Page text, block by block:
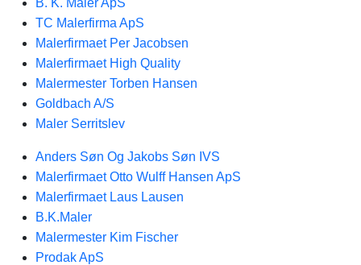
B. K. Maler ApS
TC Malerfirma ApS
Malerfirmaet Per Jacobsen
Malerfirmaet High Quality
Malermester Torben Hansen
Goldbach A/S
Maler Serritslev
Anders Søn Og Jakobs Søn IVS
Malerfirmaet Otto Wulff Hansen ApS
Malerfirmaet Laus Lausen
B.K.Maler
Malermester Kim Fischer
Prodak ApS